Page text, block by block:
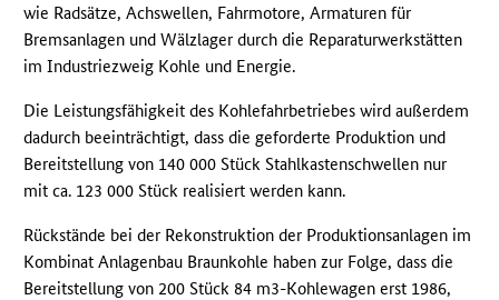
wie Radsätze, Achswellen, Fahrmotore, Armaturen für
Bremsanlagen und Wälzlager durch die Reparaturwerkstätten
im Industriezweig Kohle und Energie.
Die Leistungsfähigkeit des Kohlefahrbetriebes wird außerdem
dadurch beeinträchtigt, dass die geforderte Produktion und
Bereitstellung von 140 000 Stück Stahlkastenschwellen nur
mit ca. 123 000 Stück realisiert werden kann.
Rückstände bei der Rekonstruktion der Produktionsanlagen im
Kombinat Anlagenbau Braunkohle haben zur Folge, dass die
Bereitstellung von 200 Stück 84 m3-Kohlewagen erst 1986,